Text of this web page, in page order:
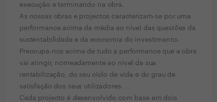
execução e terminando na obra.
As nossas obras e projectos caracterizam-se por uma
performance acima da média ao nível das questões da
sustentabilidade e da economia do investimento.
Preocupa-nos acima de tudo a performance que a obra
vai atingir, nomeadamente ao nível da sua
rentabilização, do seu ciclo de vida e do grau de
satisfação dos seus utilizadores.
Cada projecto é desenvolvido com base em dois